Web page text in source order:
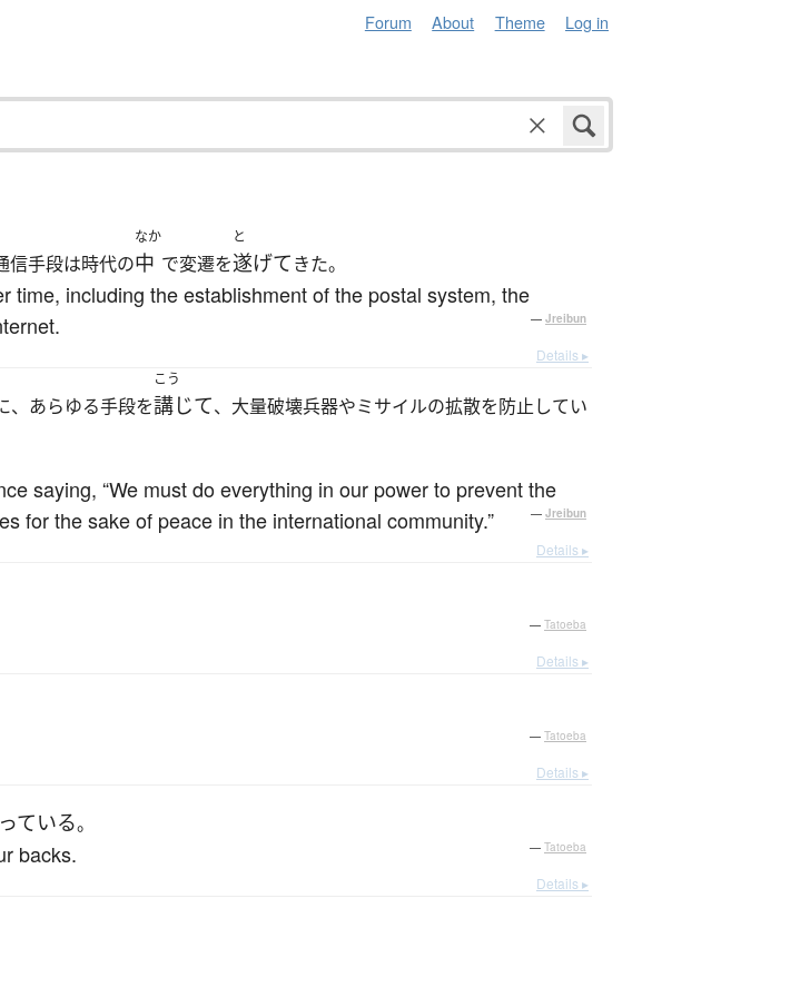
Forum About Theme Log in
信手段は時代の
なか
中 で変遷を
と
遂げてきた。
including the establishment of the postal system, the
— Jreibun
Details ▸
、あらゆる手段を
こう
講じて、大量破壊兵器やミサイルの拡散を防止してい
saying, “We must do everything in our power to prevent the
for the sake of peace in the international community.”
— Jreibun
Details ▸
— Tatoeba
Details ▸
— Tatoeba
Details ▸
ている。
backs. — Tatoeba
Details ▸